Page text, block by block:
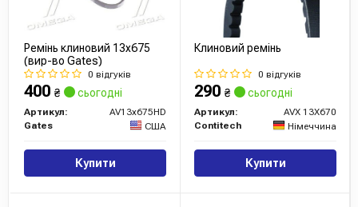
Ремінь клиновий 13x675
(вир-во Gates)
0 відгуків
400 ₴ сьогодні
Артикул:
AV13x675HD
Gates
США
Купити
Клиновий ремінь
0 відгуків
290 ₴ сьогодні
Артикул:
AVX 13X670
Contitech
Німеччина
Купити